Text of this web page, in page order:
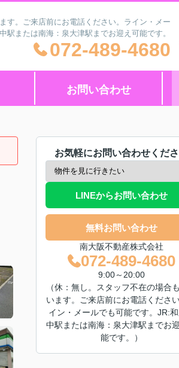
。ご来店前にお電話ください。ライン・メー
駅または南海：泉大津駅までお迎え可能です。
072-489-4680
お問い合わせ
お気軽にお問い合わせくだ
LINEからお問い合わせ
無料お問い合わせ
南大阪不動産株式会社
072-489-4680
9:00～20:00
（休：無し。スタッフ不在の場合
います。ご来店前にお電話くださ
イン・メールでも可能です。JR:
中駅または南海：泉大津駅までお
能です。）